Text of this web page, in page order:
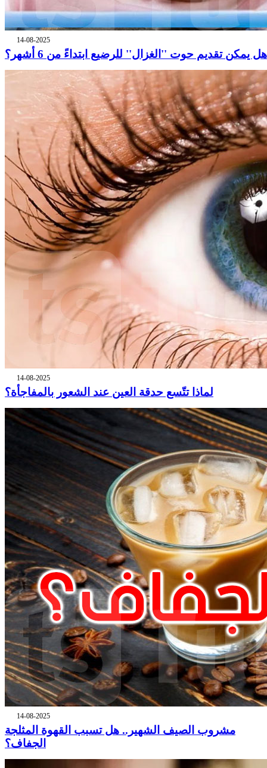
14-08-2025
هل يمكن تقديم حوت ''الغزال'' للرضيع ابتداءً من 6 أشهر؟
14-08-2025
لماذا تتّسع حدقة العين عند الشعور بالمفاجأة؟
14-08-2025
مشروب الصيف الشهير.. هل تسبب القهوة المثلجة
الجفاف؟